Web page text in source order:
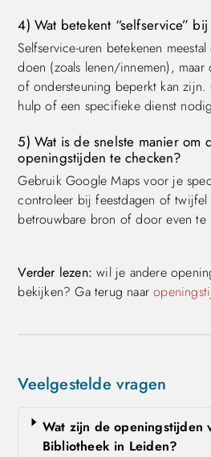
4) Wat betekent “selfservice”
Selfservice-uren betekenen
doen (zoals lenen/innemen),
of ondersteuning beperkt kan
hulp of een specifieke dienst
5) Wat is de snelste manier om
openingstijden te checken?
Gebruik Google Maps voor je
controleer bij feestdagen of twijfel
betrouwbare bron of door even te
Verder lezen: wil je andere
bekijken? Ga terug naar
Veelgestelde vragen
Wat zijn de openingstijden
Bibliotheek in Leiden?